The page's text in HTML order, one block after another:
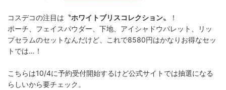
コスデコの注目は〝ホワイトブリスコレクション〟！
ポーチ、フェイスパウダー、下地、アイシャドウパレット、リッ
プセラムのセットなんだけど、これで8580円はかなりお得なセッ
トでは…！
こちらは10/4に予約受付開始するけど公式サイトでは抽選になる
らしいから要チェック。